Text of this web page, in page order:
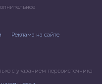
Реклама на сайте
с указанием первоисточника